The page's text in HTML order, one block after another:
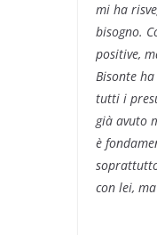
mi ha
bisogno.
positive,
Bisonte
tutti i
già avuto
è
con lei,